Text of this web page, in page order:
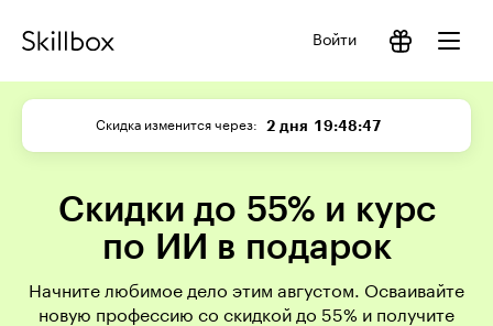
Войти
Скидка изменится через 2 дня 19:48:47
Скидки до 55% и курс
по ИИ в подарок
Начните любимое дело этим августом. Осваивайте
новую профессию со скидкой до 55% и получите